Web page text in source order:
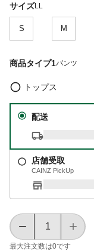
サイズLL
S M
商品タイプ1パンツ
トップス
配送
店舗受取
CAINZ PickUp
最大注文数は0です